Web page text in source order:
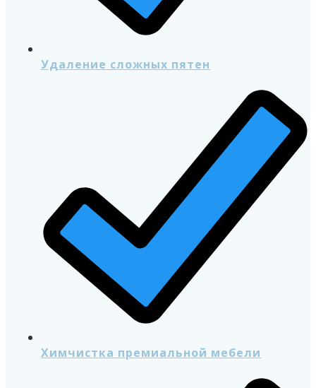
Удаление сложных пятен
Химчистка премиальной мебели